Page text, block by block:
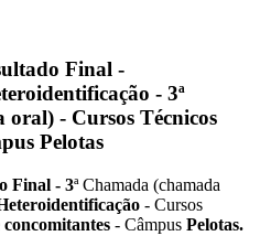
Final -
- 3ª
oral) - Cursos Técnicos
Pelotas
Final - 3ª Chamada (chamada
- Cursos
concomitantes - Câmpus Pelotas.